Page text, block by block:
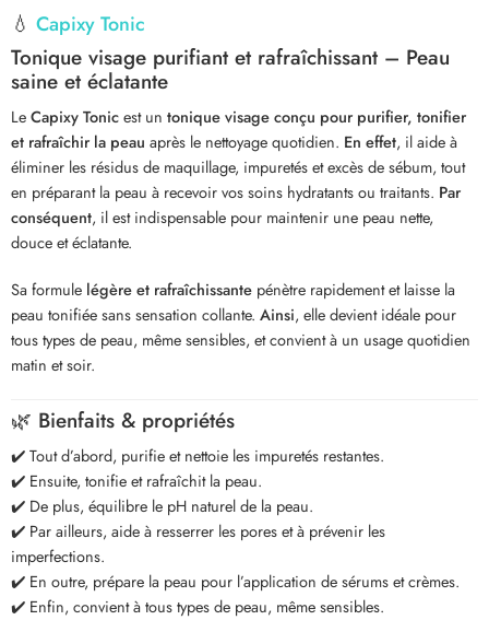
💧 Capixy Tonic
Tonique visage purifiant et rafraîchissant – Peau
saine et éclatante
LeCapixy Tonicest un tonique visage conçu pour purifier, tonifier
et rafraîchir la peau après le nettoyage quotidien. En effet, il aide à
éliminer les résidus de maquillage, impuretés et excès de sébum, tout
en préparant la peau à recevoir vos soins hydratants ou traitants. Par
conséquent, il est indispensable pour maintenir une peau nette,
douce et éclatante.
Sa formule légère et rafraîchissante pénètre rapidement et laisse la
peau tonifiée sans sensation collante. Ainsi, elle devient idéale pour
tous types de peau, même sensibles, et convient à un usage quotidien
matin et soir.
🌿 Bienfaits & propriétés
✔️ Tout d’abord, purifie et nettoie les impuretés restantes.
✔️ Ensuite, tonifie et rafraîchit la peau.
✔️ De plus, équilibre le pH naturel de la peau.
✔️ Par ailleurs, aide à resserrer les pores et à prévenir les
imperfections.
✔️ En outre, prépare la peau pour l’application de sérums et crèmes.
✔️ Enfin, convient à tous types de peau, même sensibles.